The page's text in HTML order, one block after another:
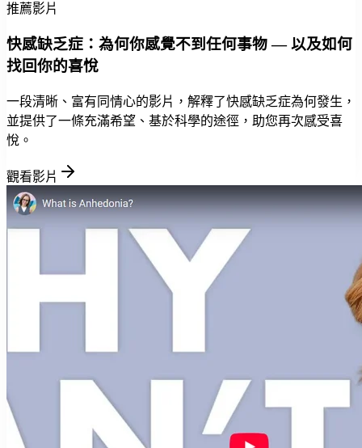
推薦影片
快感缺乏症：為何你感覺不到任何事物 — 以及如何
找回你的喜悅
一段清晰、富有同情心的影片，解釋了快感缺乏症為何發生，
並提供了一條充滿希望、基於科學的途徑，助您再次感受喜
悅。
觀看影片